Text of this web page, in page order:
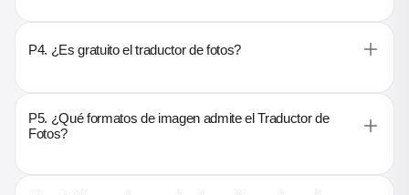
P4. ¿Es gratuito el traductor de fotos?
P5. ¿Qué formatos de imagen admite el Traductor de
Fotos?